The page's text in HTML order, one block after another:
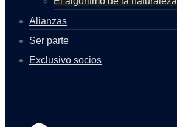
Alianzas
Ser parte
Exclusivo socios